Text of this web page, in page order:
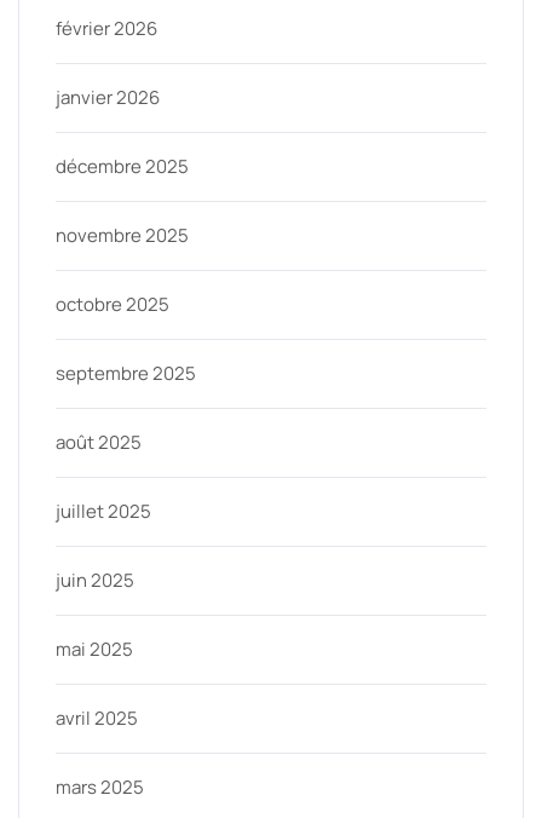
février 2026
janvier 2026
décembre 2025
novembre 2025
octobre 2025
septembre 2025
août 2025
juillet 2025
juin 2025
mai 2025
avril 2025
mars 2025